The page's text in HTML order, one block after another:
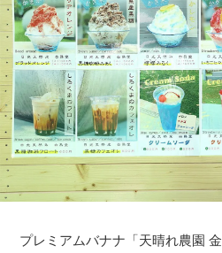
プレミアムバナナ「天晴れ農園